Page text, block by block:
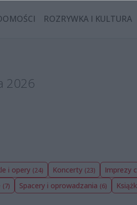
ROZRYWKA I KULTURA
2026
i opery (24) Koncerty (23) Imprezy
(7) Spacery i oprowadzania (6)